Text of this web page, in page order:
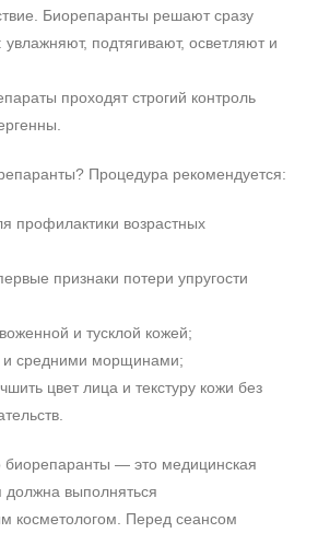
Биорепаранты решают сразу
подтягивают, осветляют и
проходят строгий контроль
Процедура рекомендуется:
профилактики возрастных
признаки потери упругости
и тусклой кожей;
средними морщинами;
цвет лица и текстуру кожи без
биорепаранты — это медицинская
должна выполняться
косметологом. Перед сеансом
+7 (495) 640-58-89
+7 (929) 933-09-89